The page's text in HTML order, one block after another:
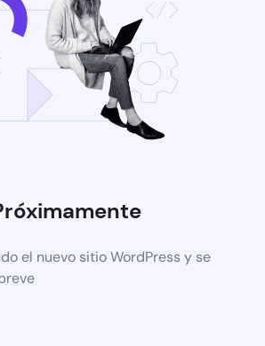
el nuevo sitio WordPress y se